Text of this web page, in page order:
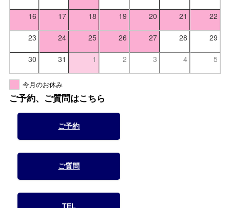
16 17 18 19 20 21 22
23 24 25 26 27 28 29
30 31 1 2 3 4 5
今月のお休み
ご予約、ご質問はこちら
ご予約
ご質問
TEL